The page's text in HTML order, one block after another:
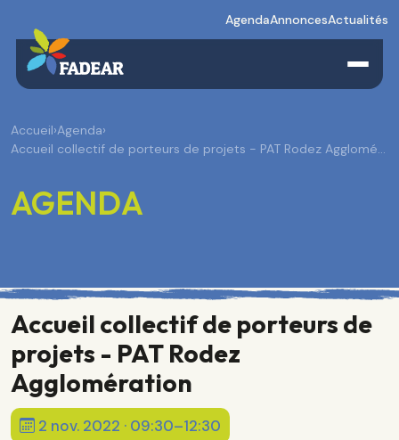
AgendaAnnoncesActualités
Accueil›Agenda›
Accueil collectif de porteurs de projets - PAT Rodez Agglomé…
AGENDA
Accueil collectif de porteurs de
projets - PAT Rodez
Agglomération
2 nov. 2022 · 09:30–12:30